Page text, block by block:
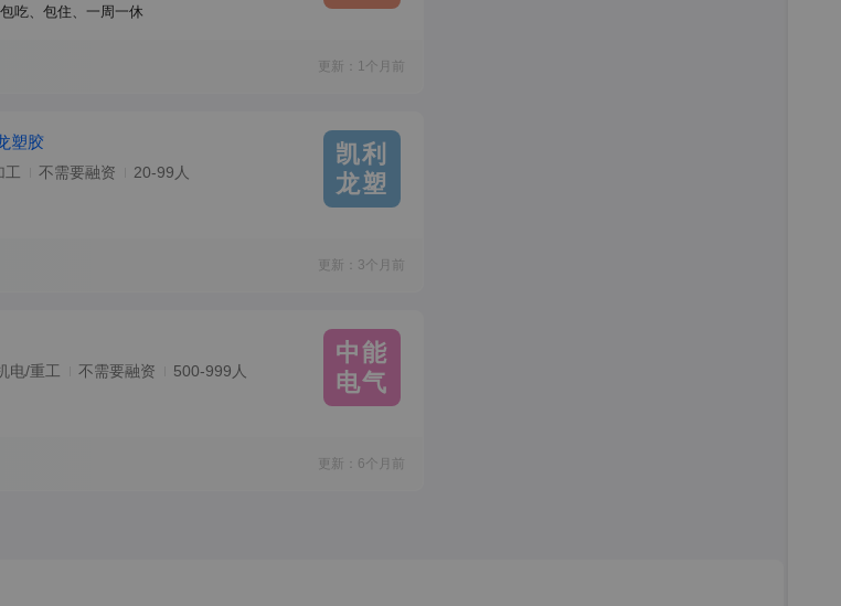
吃、包住、一周一休
更新：1个月前
塑胶
工 不需要融资 20-99人
凯利
龙塑
更新：3个月前
电/重工 不需要融资 500-999人
中能
电气
更新：6个月前